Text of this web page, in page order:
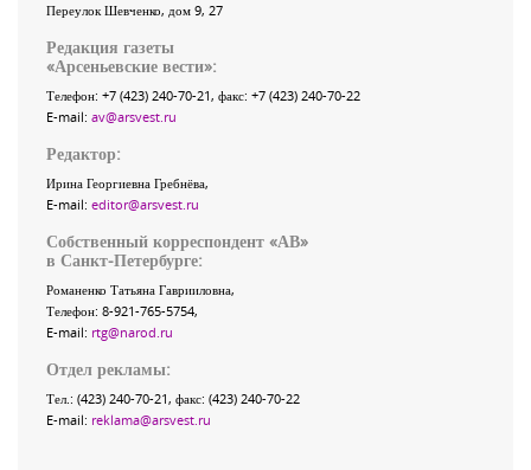
Переулок Шевченко, дом 9, 27
Редакция газеты
«Арсеньевские вести»:
Телефон: +7 (423) 240-70-21, факс: +7 (423) 240-70-22
E-mail: av@arsvest.ru
Редактор:
Ирина Георгиевна Гребнёва,
E-mail: editor@arsvest.ru
Собственный корреспондент «АВ»
в Санкт-Петербурге:
Романенко Татьяна Гаврииловна,
Телефон: 8-921-765-5754,
E-mail: rtg@narod.ru
Отдел рекламы:
Тел.: (423) 240-70-21, факс: (423) 240-70-22
E-mail: reklama@arsvest.ru